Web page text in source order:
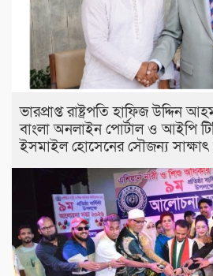
ভারপ্রাপ্ত রাষ্ট্রপতি হাফিজ উদ্দিন
বাংলা অনলাইন পোর্টাল ও আইপি
ইসমাইল হোসেনের সৌজন্য